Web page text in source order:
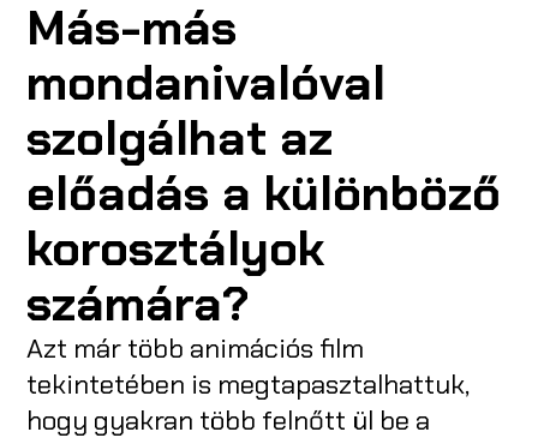
Más-más
mondanivalóval
szolgálhat az
előadás a különböző
korosztályok
számára?
Azt már több animációs film
tekintetében is megtapasztalhattuk,
hogy gyakran több felnőtt ül be a